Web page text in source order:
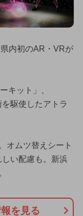
内初のAR・VRが
キット」、
駆使したアトラ
オムツ替えシート
い配慮も。新浜
を見る